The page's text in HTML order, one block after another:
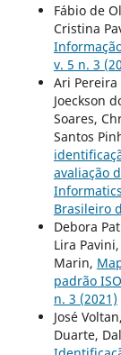
Fábio de
Cristina
v. 5 n. 3
Ari Pereira
Joeckson
Soares,
Santos
avaliação
Brasileiro
Debora
Lira
Marin,
padrão
n. 3 (2021)
José
Duarte,